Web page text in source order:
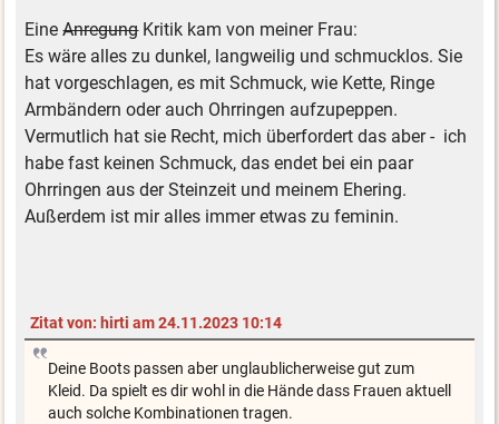
EineAnregungKritik kam von meiner Frau:
Es wäre alles zu dunkel, langweilig und schmucklos. Sie
hat vorgeschlagen, es mit Schmuck, wie Kette, Ringe
Armbändern oder auch Ohrringen aufzupeppen.
Vermutlich hat sie Recht, mich überfordert das aber - ich
habe fast keinen Schmuck, das endet bei ein paar
Ohrringen aus der Steinzeit und meinem Ehering.
Außerdem ist mir alles immer etwas zu feminin.
Zitat von: hirti am 24.11.2023 10:14
Deine Boots passen aber unglaublicherweise gut zum
Kleid. Da spielt es dir wohl in die Hände dass Frauen aktuell
auch solche Kombinationen tragen.